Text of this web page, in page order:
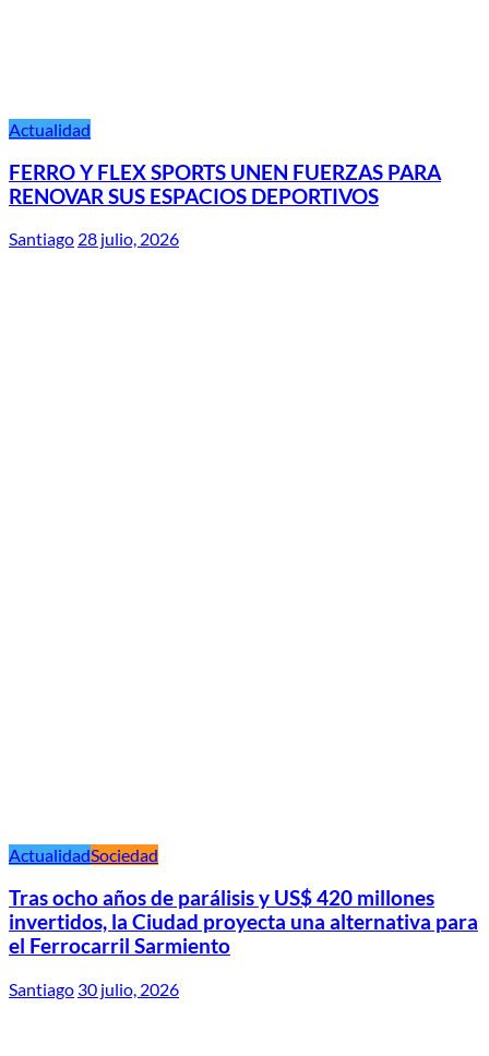
Actualidad
FERRO Y FLEX SPORTS UNEN FUERZAS PARA
RENOVAR SUS ESPACIOS DEPORTIVOS
Santiago 28 julio, 2026
ActualidadSociedad
Tras ocho años de parálisis y US$ 420 millones
invertidos, la Ciudad proyecta una alternativa para
el Ferrocarril Sarmiento
Santiago 30 julio, 2026